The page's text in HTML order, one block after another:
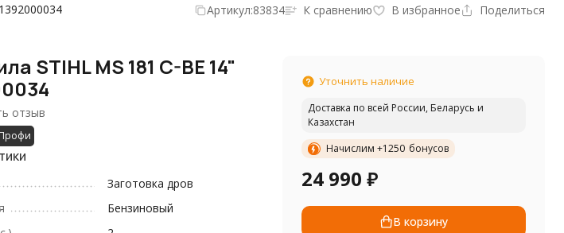
Артикул:83834 К сравнению В избранное Поделиться
STIHL MS 181 C-BE 14"
отзыв
Профи
Заготовка дров
Бензиновый
Уточнить наличие
Доставка по всей России, Беларусь и
Казахстан
Начислим +1250 бонусов
24 990 ₽
В корзину